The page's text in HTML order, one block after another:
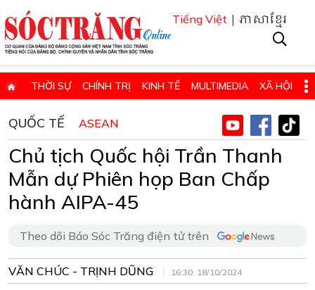
Tiếng Việt | ភាសាខ្មែរ
THỜI SỰ CHÍNH TRỊ KINH TẾ MULTIMEDIA XÃ HỘI
PHÁP LUẬT GIÁO DỤC - KHOA HỌC & CÔNG NGHỆ
QUỐC PHÒNG - AN NINH QUỐC TẾ SỨC KHỎE VÀ ĐỜI SỐNG
VĂN HÓA - THỂ THAO - DU LỊCH CHUYÊN ĐỀ
ĐIỂM BÁO - TIN VẮN ĐỊA PHƯƠNG THÔNG TIN CẦN BIẾT
HỌC TẬP VÀ LÀM THEO TƯ TƯỞNG, ĐẠO ĐỨC, PHONG CÁCH HỒ
ĐẶT BÁO GIẤY ONLINE
QUỐC TẾ ASEAN
Chủ tịch Quốc hội Trần Thanh
Mẫn dự Phiên họp Ban Chấp
hành AIPA-45
Theo dõi Báo Sóc Trăng điện tử trên
VĂN CHÚC - TRỊNH DŨNG 16:30, 18/10/2024